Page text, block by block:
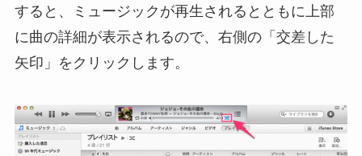
すると、ミュージックが再生されるとともに上部
に曲の詳細が表示されるので、右側の「交差した
矢印」をクリックします。